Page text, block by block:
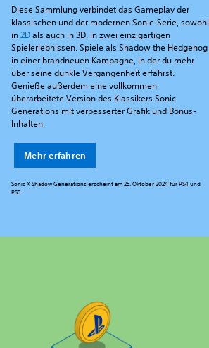
Diese Sammlung verbindet das Gameplay der
klassischen und der modernen Sonic-Serie, sowohl
in2Dals auch in 3D, in zwei einzigartigen
Spielerlebnissen. Spiele als Shadow the Hedgehog
in einer brandneuen Kampagne, in der du mehr
über seine dunkle Vergangenheit erfährst.
Genieße außerdem eine vollkommen
überarbeitete Version des Klassikers Sonic
Generations mit verbesserter Grafik und Bonus-
Inhalten.
Mehr erfahren
Sonic X Shadow Generations erscheint am 25. Oktober 2024 für PS4 und
PS5.